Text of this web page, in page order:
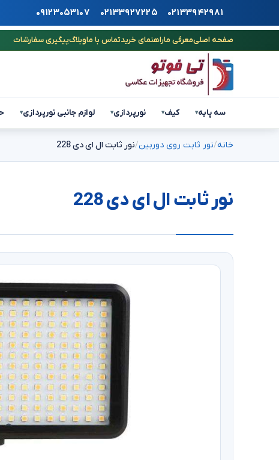
۰۲۱۳۳۹۴۲۹۸۱ ۰۲۱۳۳۹۲۷۲۲۵ ۰۹۱۲۳۰۵۳۱۰۷
صفحه اصلیمعرفی ماراهنمای خریدتماس با ماوبلاگپیگیری سفارشات
سه پایه▾ کیف▾ نورپردازی▾ لوازم جانبی نورپردازی▾
خانه نور ثابت روی دوربین نور ثابت ال ای دی 228
نور ثابت ال ای دی 228